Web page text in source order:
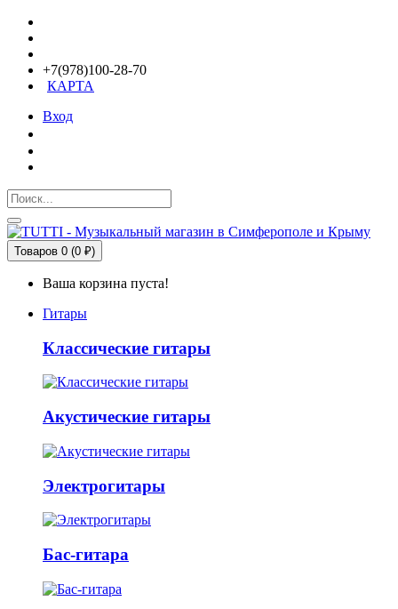
+7(978)100-28-70
КАРТА
Вход
Товаров 0 (0 ₽)
Ваша корзина пуста!
Гитары
Классические гитары
Акустические гитары
Электрогитары
Бас-гитара